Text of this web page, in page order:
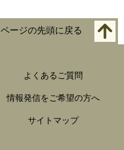
ページの先頭に戻る
よくあるご質問
情報発信をご希望の方へ
サイトマップ